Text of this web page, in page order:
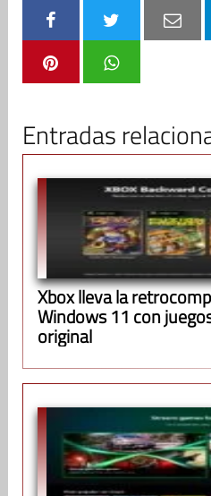
Entradas
Xbox lleva la
Windows 11 con
original